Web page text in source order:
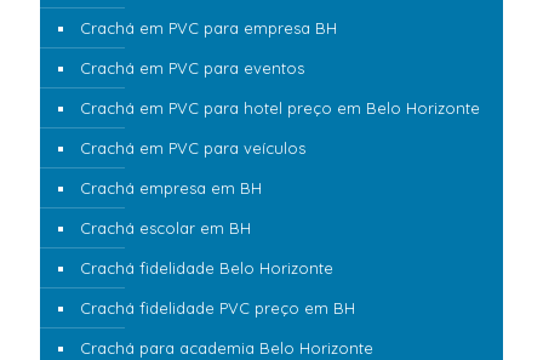
Crachá em PVC para empresa BH
Crachá em PVC para eventos
Crachá em PVC para hotel preço em Belo Horizonte
Crachá em PVC para veículos
Crachá empresa em BH
Crachá escolar em BH
Crachá fidelidade Belo Horizonte
Crachá fidelidade PVC preço em BH
Crachá para academia Belo Horizonte